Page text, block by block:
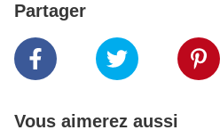
Partager
Vous aimerez aussi